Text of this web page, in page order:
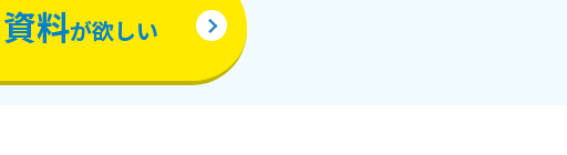
資料が欲しい